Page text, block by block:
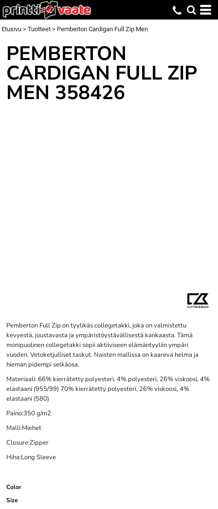
Etusivu > Tuotteet > Pemberton Cardigan Full Zip Men
PEMBERTON
CARDIGAN FULL ZIP
MEN 358426
Pemberton Full Zip on tyylikäs collegetakki, joka on valmistettu
kevyestä, joustavasta ja ympäristöystävällisestä kankaasta. Tämä
monipuolinen collegetakki sopii aktiiviseen elämäntyyliin ympäri
vuoden. Vetoketjulliset taskut. Naisten mallissa on kaareva helma ja
hieman pidempi selkäosa.
Materiaali: 66% kierrätetty polyesteri, 4% polyesteri, 26% viskoosi, 4%
elastaani (955/99) 70% kierrätetty polyesteri, 26% viskoosi, 4%
elastaani (580)
Paino:350 g/m2
Malli:Miehet
Closure:Zipper
Hiha:Long Sleeve
Color
Size